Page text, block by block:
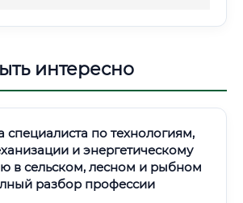
интересно
специалиста по технологиям,
и энергетическому
в сельском, лесном и рыбном
разбор профессии